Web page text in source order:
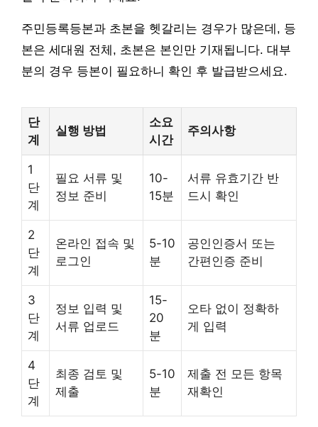
주민등록등본과 초본을 헷갈리는 경우가 많은데, 등
본은 세대원 전체, 초본은 본인만 기재됩니다. 대부
분의 경우 등본이 필요하니 확인 후 발급받으세요.
단
계
실행 방법
소요
시간
주의사항
1
단
계
필요 서류 및
정보 준비
10-
15분
서류 유효기간 반
드시 확인
2
단
계
온라인 접속 및
로그인
5-10
분
공인인증서 또는
간편인증 준비
3
단
계
정보 입력 및
서류 업로드
15-
20
분
오타 없이 정확하
게 입력
4
단
계
최종 검토 및
제출
5-10
분
제출 전 모든 항목
재확인